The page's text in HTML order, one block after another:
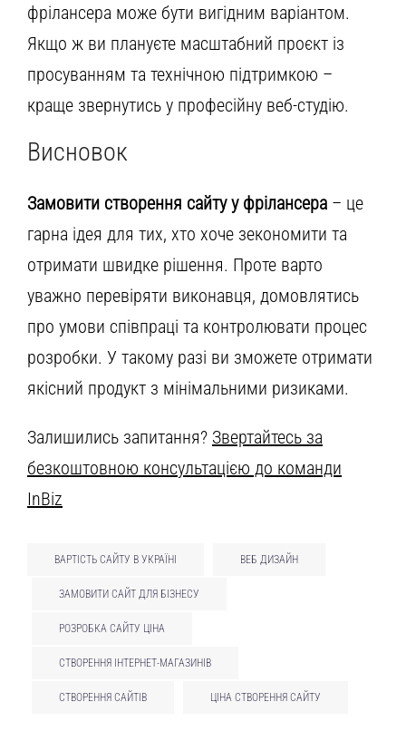
фрілансера може бути вигідним варіантом.
Якщо ж ви плануєте масштабний проєкт із
просуванням та технічною підтримкою –
краще звернутись у професійну веб-студію.
Висновок
Замовити створення сайту у фрілансера – це
гарна ідея для тих, хто хоче зекономити та
отримати швидке рішення. Проте варто
уважно перевіряти виконавця, домовлятись
про умови співпраці та контролювати процес
розробки. У такому разі ви зможете отримати
якісний продукт з мінімальними ризиками.
Залишились запитання? Звертайтесь за
безкоштовною консультацією до команди
InBiz
ВАРТІСТЬ САЙТУ В УКРАЇНІ ВЕБ ДИЗАЙН
ЗАМОВИТИ САЙТ ДЛЯ БІЗНЕСУ
РОЗРОБКА САЙТУ ЦІНА
СТВОРЕННЯ ІНТЕРНЕТ-МАГАЗИНІВ
СТВОРЕННЯ САЙТІВ ЦІНА СТВОРЕННЯ САЙТУ